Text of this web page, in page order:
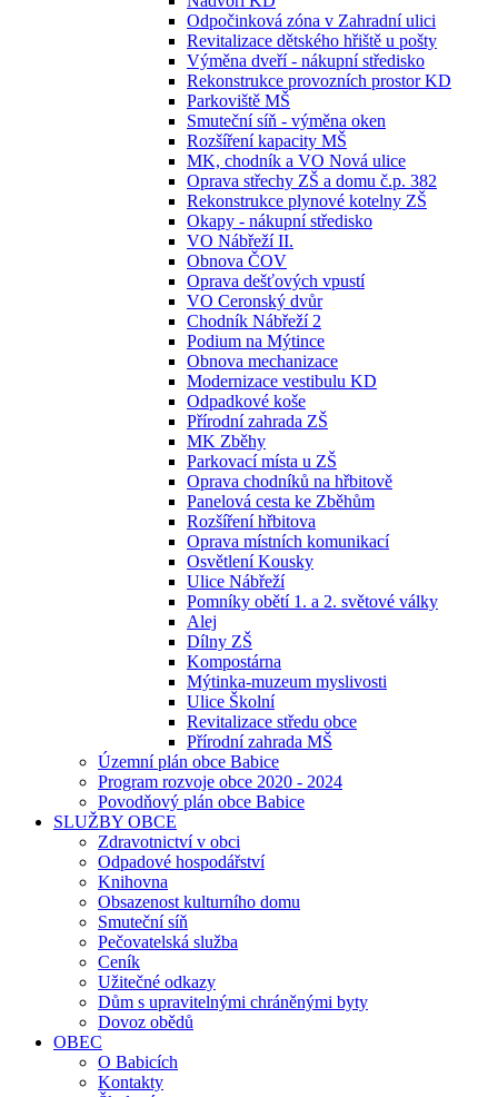
Odpočinková zóna v Zahradní ulici
Revitalizace dětského hřiště u pošty
Výměna dveří - nákupní středisko
Rekonstrukce provozních prostor KD
Parkoviště MŠ
Smuteční síň - výměna oken
Rozšíření kapacity MŠ
MK, chodník a VO Nová ulice
Oprava střechy ZŠ a domu č.p. 382
Rekonstrukce plynové kotelny ZŠ
Okapy - nákupní středisko
VO Nábřeží II.
Obnova ČOV
Oprava dešťových vpustí
VO Ceronský dvůr
Chodník Nábřeží 2
Podium na Mýtince
Obnova mechanizace
Modernizace vestibulu KD
Odpadkové koše
Přírodní zahrada ZŠ
MK Zběhy
Parkovací místa u ZŠ
Oprava chodníků na hřbitově
Panelová cesta ke Zběhům
Rozšíření hřbitova
Oprava místních komunikací
Osvětlení Kousky
Ulice Nábřeží
Pomníky obětí 1. a 2. světové války
Alej
Dílny ZŠ
Kompostárna
Mýtinka-muzeum myslivosti
Ulice Školní
Revitalizace středu obce
Přírodní zahrada MŠ
Územní plán obce Babice
Program rozvoje obce 2020 - 2024
Povodňový plán obce Babice
SLUŽBY OBCE
Zdravotnictví v obci
Odpadové hospodářství
Knihovna
Obsazenost kulturního domu
Smuteční síň
Pečovatelská služba
Ceník
Užitečné odkazy
Dům s upravitelnými chráněnými byty
Dovoz obědů
OBEC
O Babicích
Kontakty